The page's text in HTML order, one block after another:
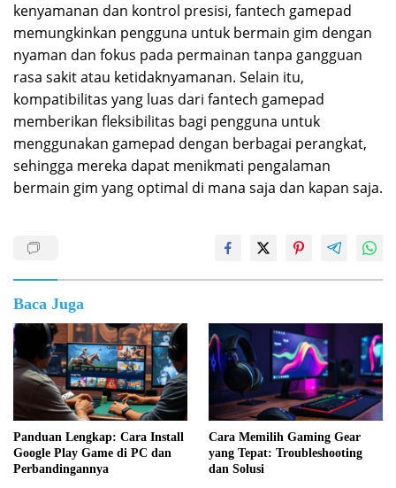
kenyamanan dan kontrol presisi, fantech gamepad
memungkinkan pengguna untuk bermain gim dengan
nyaman dan fokus pada permainan tanpa gangguan
rasa sakit atau ketidaknyamanan. Selain itu,
kompatibilitas yang luas dari fantech gamepad
memberikan fleksibilitas bagi pengguna untuk
menggunakan gamepad dengan berbagai perangkat,
sehingga mereka dapat menikmati pengalaman
bermain gim yang optimal di mana saja dan kapan saja.
Baca Juga
Panduan Lengkap: Cara Install
Google Play Game di PC dan
Perbandingannya
Cara Memilih Gaming Gear
yang Tepat: Troubleshooting
dan Solusi